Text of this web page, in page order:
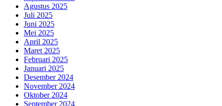
Agustus 2025
Juli 2025
Juni 2025
Mei 2025
April 2025
Maret 2025
Februari 2025
Januari 2025
Desember 2024
November 2024
Oktober 2024
September 2024